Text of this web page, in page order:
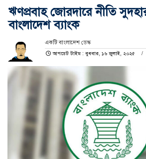
ঋণপ্রবাহ জোরদারে নীতি
বাংলাদেশ ব্যাংক
একটি বাংলাদেশ ডেস্ক
আপডেট টাইম : বুধবার, ১৬ জুলাই, ২০২৫